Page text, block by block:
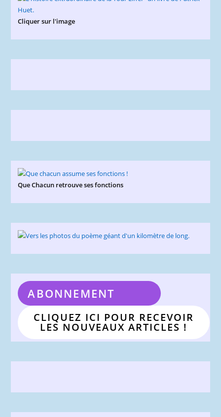
Cliquer sur l'image
Que Chacun retrouve ses fonctions
ABONNEMENT
CLIQUEZ ICI POUR RECEVOIR
LES NOUVEAUX ARTICLES !